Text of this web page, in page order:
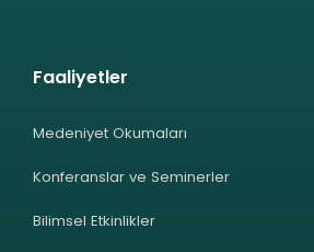
Faaliyetler
Medeniyet Okumaları
Konferanslar ve Seminerler
Bilimsel Etkinlikler